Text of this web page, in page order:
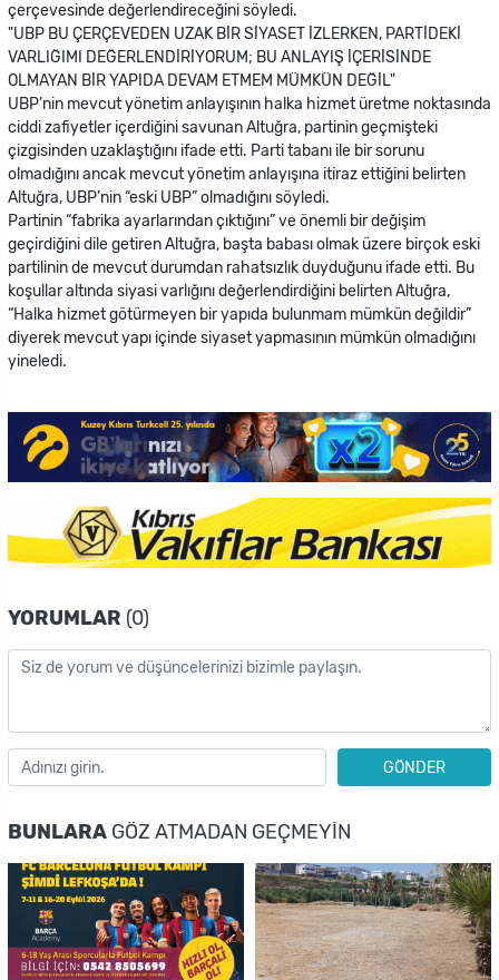
çerçevesinde değerlendireceğini söyledi.
"UBP BU ÇERÇEVEDEN UZAK BİR SİYASET İZLERKEN, PARTİDEKİ
VARLIĞIMI DEĞERLENDİRİYORUM; BU ANLAYIŞ İÇERİSİNDE
OLMAYAN BİR YAPIDA DEVAM ETMEM MÜMKÜN DEĞİL"
UBP’nin mevcut yönetim anlayışının halka hizmet üretme noktasında
ciddi zafiyetler içerdiğini savunan Altuğra, partinin geçmişteki
çizgisinden uzaklaştığını ifade etti. Parti tabanı ile bir sorunu
olmadığını ancak mevcut yönetim anlayışına itiraz ettiğini belirten
Altuğra, UBP’nin “eski UBP” olmadığını söyledi.
Partinin “fabrika ayarlarından çıktığını” ve önemli bir değişim
geçirdiğini dile getiren Altuğra, başta babası olmak üzere birçok eski
partilinin de mevcut durumdan rahatsızlık duyduğunu ifade etti. Bu
koşullar altında siyasi varlığını değerlendirdiğini belirten Altuğra,
“Halka hizmet götürmeyen bir yapıda bulunmam mümkün değildir”
diyerek mevcut yapı içinde siyaset yapmasının mümkün olmadığını
yineledi.
YORUMLAR (0)
GÖNDER
BUNLARA GÖZ ATMADAN GEÇMEYIN